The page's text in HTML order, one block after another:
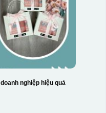
nghiệp hiệu quả